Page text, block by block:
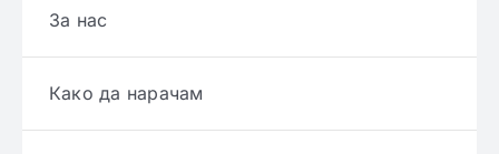
За нас
Како да нарачам